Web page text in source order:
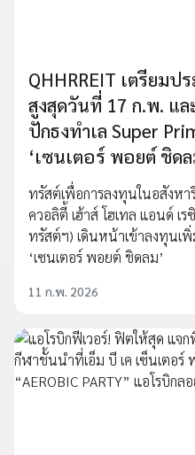
QHHRREIT เตรียมป
สูงสุดวันที่ 17 ก.พ. แ
ปักธงทำเล Super
‘เซนเตอร์ พอยต์ ชิด
ทรัสต์เพื่อการลงทุนในอสังห
ควอลิตี้ เฮ้าส์ โฮเทล แอนด์ เ
ทรัสต์ฯ) เดินหน้าเข้าลงทุนเพิ่
‘เซนเตอร์ พอยต์ ชิดลม’
11 ก.พ. 2026